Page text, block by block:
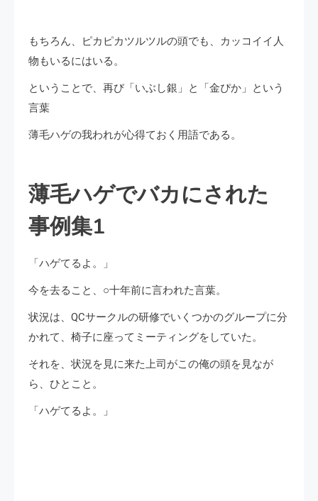
もちろん、ピカピカツルツルの頭でも、カッコイイ人
物もいるにはいる。
ということで、再び「いぶし銀」と「金ぴか」という
言葉
薄毛ハゲの我われが心得ておく用語である。
薄毛ハゲでバカにされた
事例集1
「ハゲてるよ。」
今を去ること、○十年前に言われた言葉。
状況は、QCサークルの研修でいくつかのグループに分
かれて、椅子に座ってミーティングをしていた。
それを、状況を見に来た上司がこの俺の頭を見なが
ら、ひとこと。
「ハゲてるよ。」